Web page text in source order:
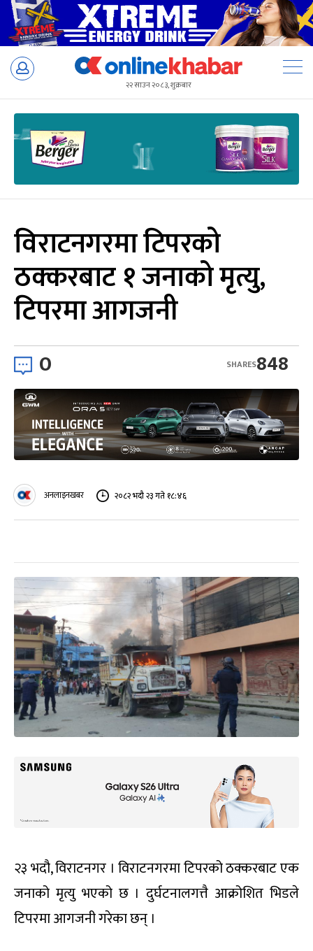
Skip
२२ साउन २०८३, शुक्रबार
विराटनगरमा टिपरको
ठक्करबाट १ जनाको मृत्यु,
टिपरमा आगजनी
0 848
SHARES
अनलाइनखबर २०८२ भदौ २३ गते १८:४६
२३ भदौ, विराटनगर । विराटनगरमा टिपरको ठक्करबाट एक
जनाको मृत्यु भएको छ । दुर्घटनालगत्तै आक्रोशित भिडले
टिपरमा आगजनी गरेका छन् ।